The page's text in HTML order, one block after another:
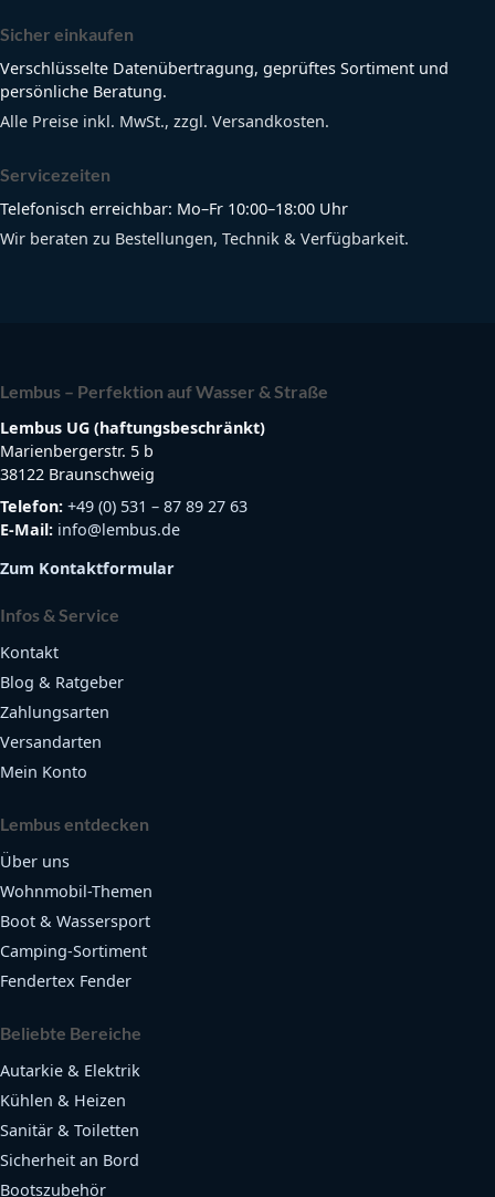
Sicher einkaufen
Verschlüsselte Datenübertragung, geprüftes Sortiment und
persönliche Beratung.
Alle Preise inkl. MwSt., zzgl. Versandkosten.
Servicezeiten
Telefonisch erreichbar: Mo–Fr 10:00–18:00 Uhr
Wir beraten zu Bestellungen, Technik & Verfügbarkeit.
Lembus – Perfektion auf Wasser & Straße
Lembus UG (haftungsbeschränkt)
Marienbergerstr. 5 b
38122 Braunschweig
Telefon: +49 (0) 531 – 87 89 27 63
E-Mail: info@lembus.de
Zum Kontaktformular
Infos & Service
Kontakt
Blog & Ratgeber
Zahlungsarten
Versandarten
Mein Konto
Lembus entdecken
Über uns
Wohnmobil-Themen
Boot & Wassersport
Camping-Sortiment
Fendertex Fender
Beliebte Bereiche
Autarkie & Elektrik
Kühlen & Heizen
Sanitär & Toiletten
Sicherheit an Bord
Bootszubehör